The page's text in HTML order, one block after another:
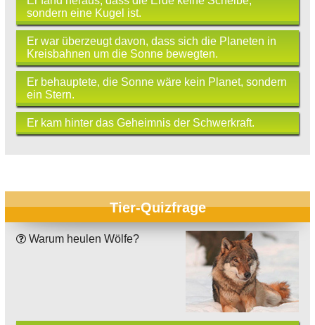
sondern eine Kugel ist.
Er war überzeugt davon, dass sich die Planeten in
Kreisbahnen um die Sonne bewegten.
Er behauptete, die Sonne wäre kein Planet, sondern
ein Stern.
Er kam hinter das Geheimnis der Schwerkraft.
Tier-Quizfrage
Warum heulen Wölfe?